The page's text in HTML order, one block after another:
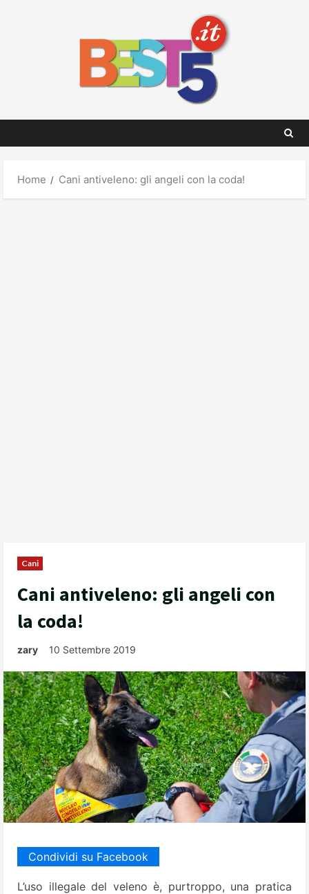
Home Cani antiveleno: gli angeli con la coda!
Cani
Cani antiveleno: gli angeli con
la coda!
zary 10 Settembre 2019
Condividi su Facebook
L’uso illegale del veleno è, purtroppo, una pratica